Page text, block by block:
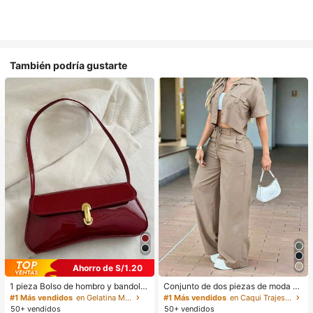
También podría gustarte
Ahorro de S/1.20
1 pieza Bolso de hombro y bandoler
a de cuero sintético aceitado retro
para mujer, adecuado para citas, sa
#1 Más vendidos
en Gelatina Monedero
50+ vendidos
Conjunto de dos piezas de moda de
verano para mujer de unicolor casu
al: top de manga corta con cuello y
#1 Más vendidos
en Caqui Trajes de dos piezas para mujer
50+ vendidos